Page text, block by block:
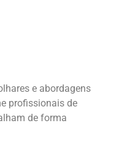
e abordagens
profissionais de
de forma